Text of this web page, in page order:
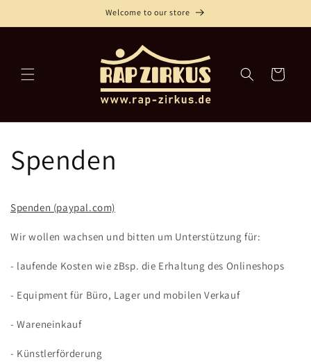
Inhalt
Welcome to our store
Warenkorb
Spenden
Spenden (paypal.com)
Wir wollen wachsen und bitten um Unterstützung für:
- laufende Kosten wie zBsp. die Erhaltung des Onlineshops
- Equipment für Büro, Lager und mobilen Verkauf
- Wareneinkauf
- Künstlerförderung